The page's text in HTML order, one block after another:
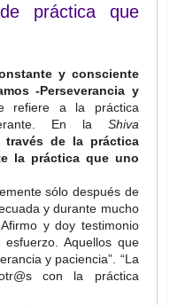
práctica que
y consciente
-Perseverancia y
refiere a la práctica
En la Shiva
través de la práctica
la práctica que uno
sólo después de
y durante mucho
Afirmo y doy testimonio
Aquellos que
y paciencia”. “La
con la práctica